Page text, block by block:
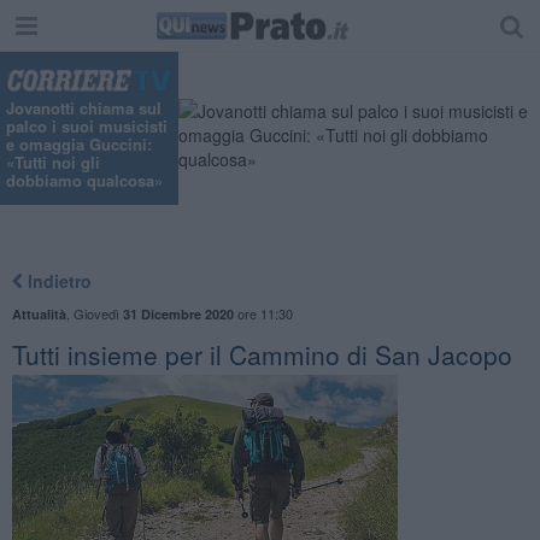
Jovanotti chiama sul
palco i suoi musicisti
e omaggia Guccini:
«Tutti noi gli
dobbiamo qualcosa»
Indietro
Attualità Giovedì 31 Dicembre 2020ore 11:30
Tutti insieme per il Cammino di San Jacopo